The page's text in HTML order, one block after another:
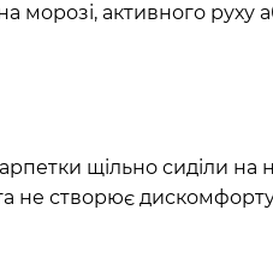
морозі, активного руху
щільно сиділи на
не створює